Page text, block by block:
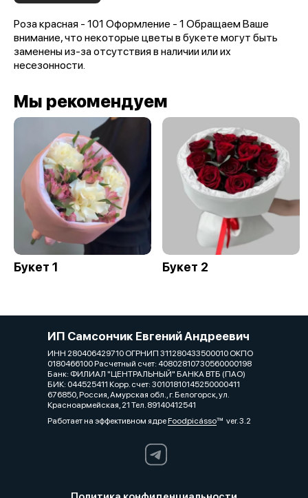
Роза красная - 101 Оформление - 1 Обращаем Ваше
внимание, что некоторые цветы в букете могут быть
заменены из-за отсутствия в наличии или их
несезонности.
Мы рекомендуем
Букет 1 Букет 2
ИП Самсончик Евгений Андреевич
ИНН 280406429710 ОГРНИП 311280433500010 ОКПО
0180466100 Расчетный счет: 40802810730560000198
Банк: ФИЛИАЛ "ЦЕНТРАЛЬНЫЙ" БАНКА ВТБ (ПАО)
БИК: 044525411 Корр. счет: 30101810145250000411
676850, Россия, Амурская обл., г. Белогорск, ул.
Красноармейская, 21 Тел. 89140412541
Работает на эффективном ядреFoodpicássover. 3.2